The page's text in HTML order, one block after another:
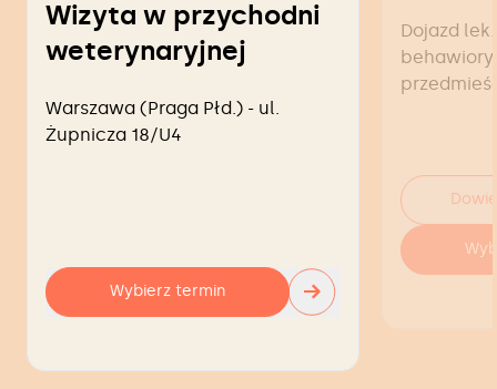
Wizyta w przychodni
weterynaryjnej
Warszawa (Praga Płd.) - ul.
Żupnicza 18/U4
Wybierz termin →
Dojazd